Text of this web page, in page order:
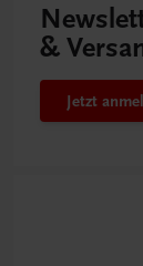
&
Jetzt